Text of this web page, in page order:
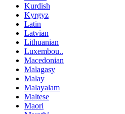
Kurdish
Kyrgyz
Latin
Latvian
Lithuanian
Luxembou..
Macedonian
Malagasy
Malay
Malayalam
Maltese
Maori